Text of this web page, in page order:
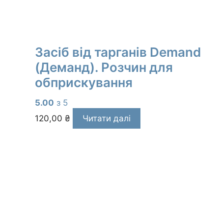
Засіб від тарганів Demand
(Деманд). Розчин для
обприскування
5.00 з 5
120,00 ₴ Читати далі